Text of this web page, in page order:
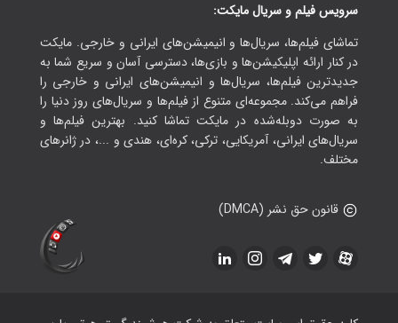
سرویس فیلم و سریال مایکت:
تماشای فیلم‌ها، سریال‌ها و انیمیشن‌های ایرانی و خارجی. مایکت
در کنار ارائه اپلیکیشن‌ها و بازی‌ها، دسترسی آسان و سریع شما به
جدیدترین فیلم‌ها، سریال‌ها و انیمیشن‌های ایرانی و خارجی را
فراهم می‌کند. مجموعه‌ای متنوع از فیلم‌ها و سریال‌های روز دنیا را
به صورت دوبله‌شده در مایکت تماشا کنید. بهترین فیلم‌ها و
سریال‌های ایرانی، آمریکایی، ترکی، کره‌ای، هندی و ...، در ژانرهای
مختلف.
قانون حق نشر (DMCA)